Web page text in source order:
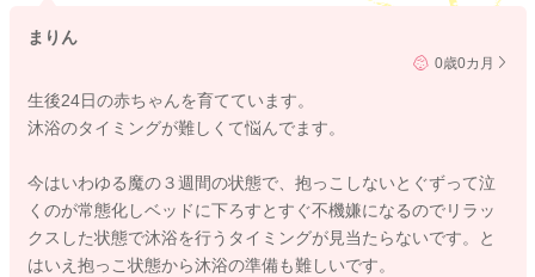
まりん
0歳0カ月
生後24日の赤ちゃんを育てています。
沐浴のタイミングが難しくて悩んでます。
今はいわゆる魔の３週間の状態で、抱っこしないとぐずって泣
くのが常態化しベッドに下ろすとすぐ不機嫌になるのでリラッ
クスした状態で沐浴を行うタイミングが見当たらないです。と
はいえ抱っこ状態から沐浴の準備も難しいです。